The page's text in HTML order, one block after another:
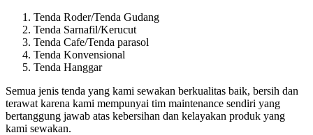
Tenda Roder/Tenda Gudang
Tenda Sarnafil/Kerucut
Tenda Cafe/Tenda parasol
Tenda Konvensional
Tenda Hanggar
Semua jenis tenda yang kami sewakan berkualitas baik, bersih dan
terawat karena kami mempunyai tim maintenance sendiri yang
bertanggung jawab atas kebersihan dan kelayakan produk yang
kami sewakan.